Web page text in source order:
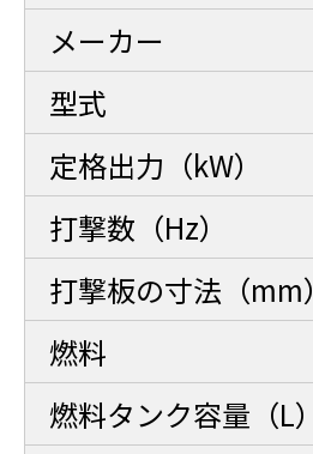
メーカー
型式
定格出力（kW）
打撃数（Hz）
打撃板の寸法（mm）
燃料
燃料タンク容量（L）